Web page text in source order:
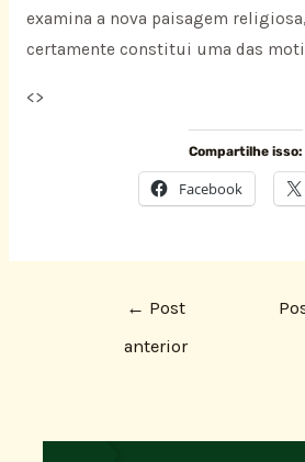
examina a nova paisagem
certamente constitui uma das
<>
Compartilhe isso:
Facebook
← Post
anterior